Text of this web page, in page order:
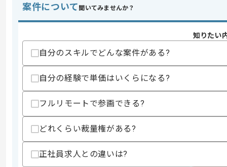
・事業会社側での経験
・作業部門との要件定義と調整経験
・進捗や課題または品質の管理経験
・ベンダーやメンバーコントロール経験
・WBS作成経験
歓迎スキル
・ApexやVisualforceまたはMule等を用
・不動産業界への参画経験
案件について 聞いてみませんか？
知りたい
自分のスキルでどんな案件がある?
自分の経験で単価はいくらになる?
フルリモートで参画できる?
どれくらい裁量権がある?
正社員求人との違いは?